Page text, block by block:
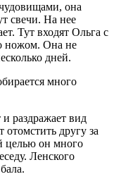
она
свечи. На нее
Тут входят Ольга с
ножом. Она не
дней.
много
раздражает вид
другу за
целью он много
Ленского